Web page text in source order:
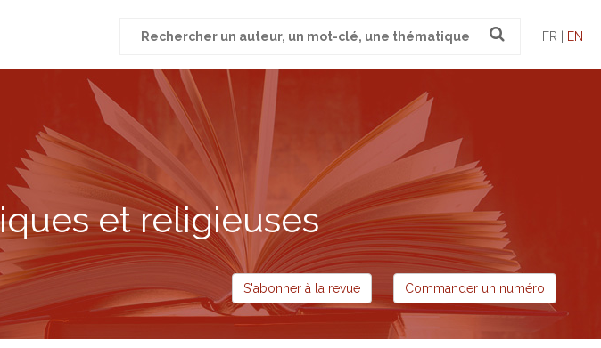
pour
FR | EN
et religieuses
S'abonner à la revue Commander un numéro